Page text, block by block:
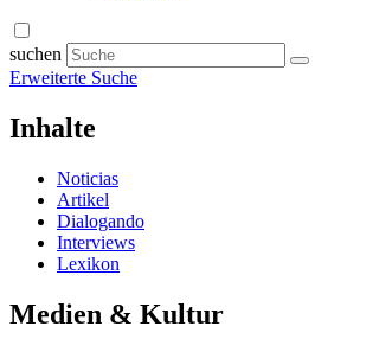
suchen
Erweiterte Suche
Inhalte
Noticias
Artikel
Dialogando
Interviews
Lexikon
Medien & Kultur